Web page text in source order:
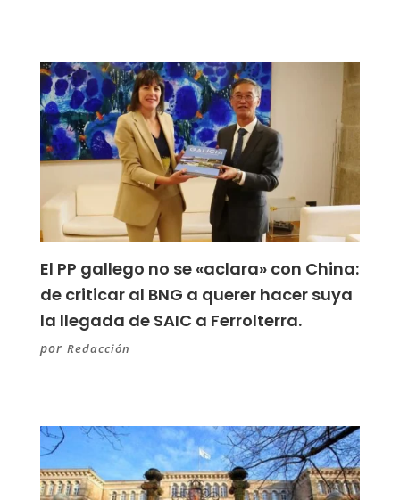
El PP gallego no se «aclara» con China:
de criticar al BNG a querer hacer suya
la llegada de SAIC a Ferrolterra.
por Redacción